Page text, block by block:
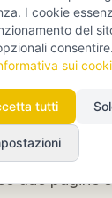
segue le
scegli
dati prodotto
istruzioni di
due pagine
I cookie
del
sui
tutti